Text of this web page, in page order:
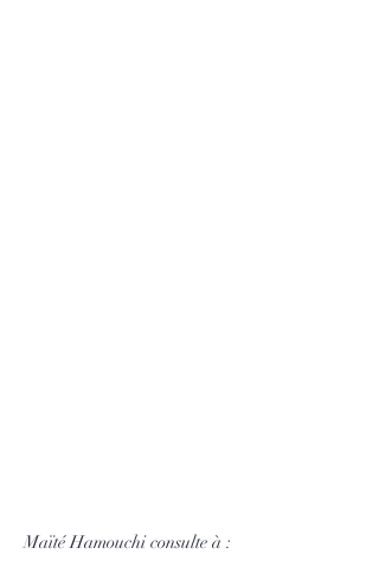
Maïté Hamouchi consulte à :